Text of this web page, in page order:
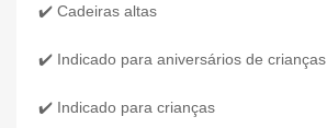
✔️ Cadeiras altas
✔️ Indicado para aniversários de crianças
✔️ Indicado para crianças